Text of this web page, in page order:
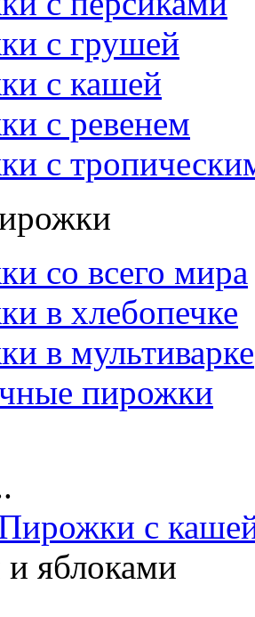
с грушей
с кашей
с ревенем
с
со всего мира
в хлебопечке
в мультиварке
пирожки
с
и яблоками